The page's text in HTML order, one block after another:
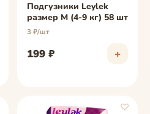
Подгузники Leylеk
размер M (4-9 кг) 58 шт
3 ₽/шт
199 ₽ +
♡